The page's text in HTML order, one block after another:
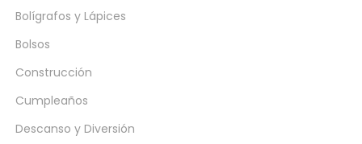
Bolígrafos y Lápices
Bolsos
Construcción
Cumpleaños
Descanso y Diversión